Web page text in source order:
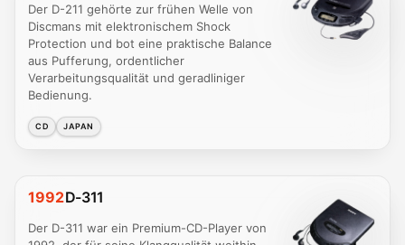
Der D-211 gehörte zur frühen Welle von
Discmans mit elektronischem Shock
Protection und bot eine praktische Balance
aus Pufferung, ordentlicher
Verarbeitungsqualität und geradliniger
Bedienung.
CD JAPAN
1992D-311
Der D-311 war ein Premium-CD-Player von